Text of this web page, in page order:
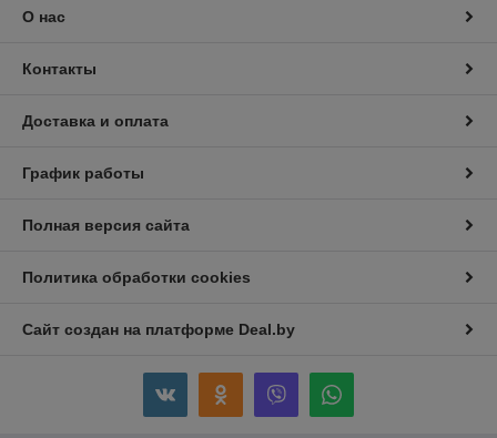
О нас
Контакты
Доставка и оплата
График работы
Полная версия сайта
Политика обработки cookies
Сайт создан на платформе Deal.by